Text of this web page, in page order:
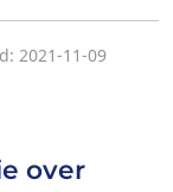
2021-11-09
over